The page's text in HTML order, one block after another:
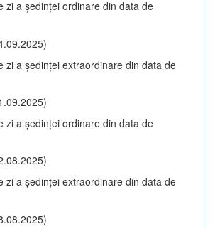
zi a şedinţei ordinare din data de
zi a şedinţei extraordinare din data de
zi a şedinţei ordinare din data de
zi a şedinţei extraordinare din data de